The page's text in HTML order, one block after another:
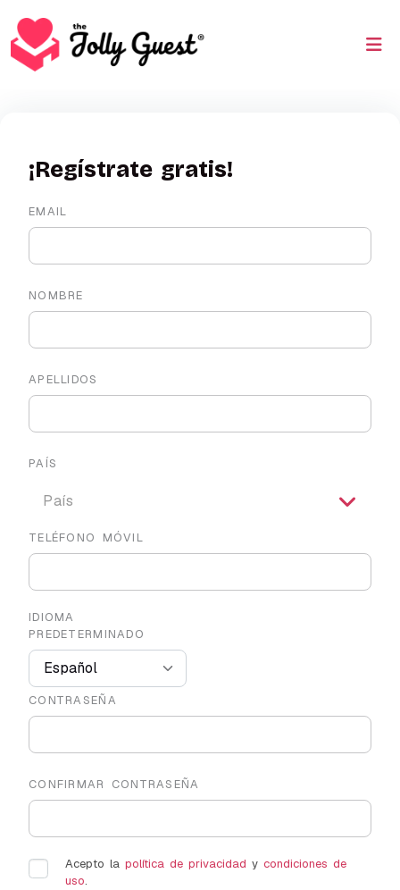
¡Regístrate gratis!
EMAIL
NOMBRE
APELLIDOS
PAÍS
País
TELÉFONO MÓVIL
IDIOMA
PREDETERMINADO
CONTRASEÑA
CONFIRMAR CONTRASEÑA
Acepto lapolítica de privacidad ycondiciones de
uso.